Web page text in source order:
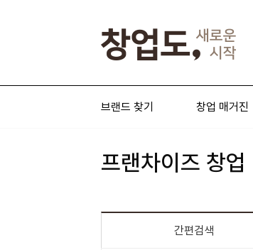
브랜드 찾기 창업 매거진
프랜차이즈 창업
간편검색